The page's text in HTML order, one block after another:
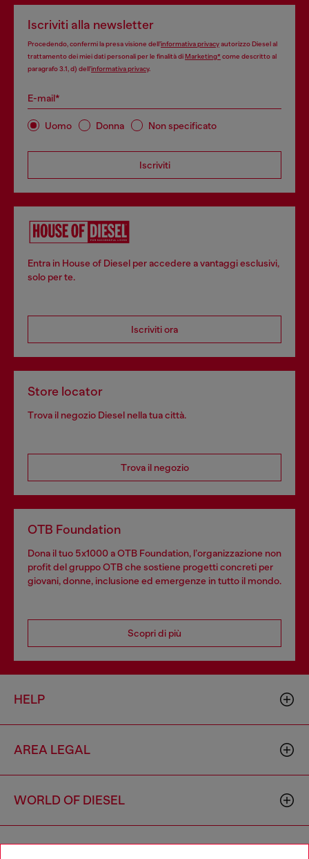
Iscriviti alla newsletter
Procedendo, confermi la presa visione dell’informativa privacyautorizzo Diesel al
trattamento dei miei dati personali per le finalità diMarketing*come descritto al
paragrafo 3.1, d) dell’informativa privacy.
E-mail*
Uomo Donna Non specificato
Iscriviti
Entra in House of Diesel per accedere a vantaggi esclusivi,
solo per te.
Iscriviti ora
Store locator
Trova il negozio Diesel nella tua città.
Trova il negozio
OTB Foundation
Dona il tuo 5x1000 a OTB Foundation, l’organizzazione non
profit del gruppo OTB che sostiene progetti concreti per
giovani, donne, inclusione ed emergenze in tutto il mondo.
Scopri di più
HELP
AREA LEGAL
WORLD OF DIESEL